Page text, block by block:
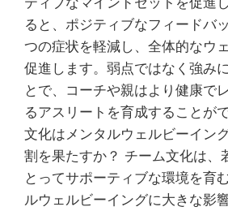
ると、ポジティブなフィードバ
つの症状を軽減し、全体的なウ
促進します。弱点ではなく強み
とで、コーチや親はより健康で
るアスリートを育成することが
文化はメンタルウェルビーイン
割を果たすか？ チーム文化は、
とってサポーティブな環境を育
ルウェルビーイングに大きな影